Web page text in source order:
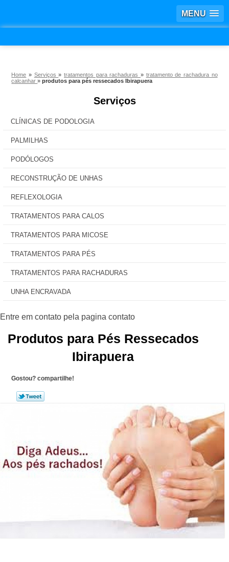
MENU
Home » Serviços»tratamentos para rachaduras » tratamento de rachadura no
calcanhar»produtos para pés ressecados Ibirapuera
Serviços
CLÍNICAS DE PODOLOGIA
PALMILHAS
PODÓLOGOS
RECONSTRUÇÃO DE UNHAS
REFLEXOLOGIA
TRATAMENTOS PARA CALOS
TRATAMENTOS PARA MICOSE
TRATAMENTOS PARA PÉS
TRATAMENTOS PARA RACHADURAS
UNHA ENCRAVADA
Produtos para Pés Ressecados
Ibirapuera
Gostou? compartilhe!